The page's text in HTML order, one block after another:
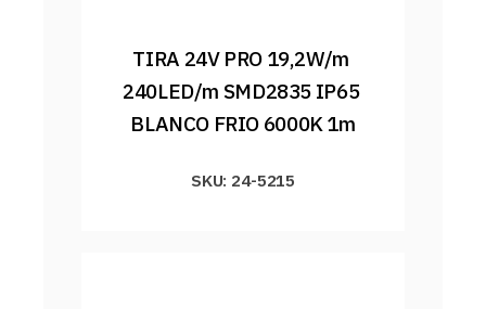
TIRA 24V PRO 19,2W/m
240LED/m SMD2835 IP65
BLANCO FRIO 6000K 1m
SKU: 24-5215